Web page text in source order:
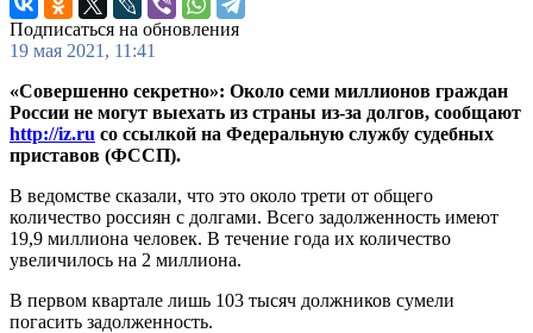
Подписаться на обновления
19 мая 2021, 11:41
«Совершенно секретно»: Около семи миллионов граждан
России не могут выехать из страны из-за долгов, сообщают
http://iz.ru со ссылкой на Федеральную службу судебных
приставов (ФССП).
В ведомстве сказали, что это около трети от общего
количество россиян с долгами. Всего задолженность имеют
19,9 миллиона человек. В течение года их количество
увеличилось на 2 миллиона.
В первом квартале лишь 103 тысяч должников сумели
погасить задолженность.